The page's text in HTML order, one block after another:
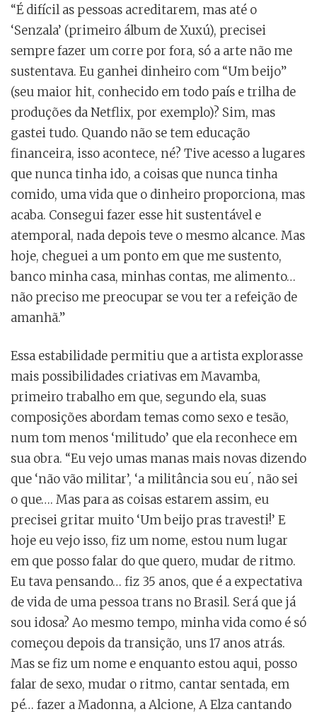
“É difícil as pessoas acreditarem, mas até o
‘Senzala’ (primeiro álbum de Xuxú), precisei
sempre fazer um corre por fora, só a arte não me
sustentava. Eu ganhei dinheiro com “Um beijo”
(seu maior hit, conhecido em todo país e trilha de
produções da Netflix, por exemplo)? Sim, mas
gastei tudo. Quando não se tem educação
financeira, isso acontece, né? Tive acesso a lugares
que nunca tinha ido, a coisas que nunca tinha
comido, uma vida que o dinheiro proporciona, mas
acaba. Consegui fazer esse hit sustentável e
atemporal, nada depois teve o mesmo alcance. Mas
hoje, cheguei a um ponto em que me sustento,
banco minha casa, minhas contas, me alimento…
não preciso me preocupar se vou ter a refeição de
amanhã.”
Essa estabilidade permitiu que a artista explorasse
mais possibilidades criativas em Mavamba,
primeiro trabalho em que, segundo ela, suas
composições abordam temas como sexo e tesão,
num tom menos ‘militudo’ que ela reconhece em
sua obra. “Eu vejo umas manas mais novas dizendo
que ‘não vão militar’, ‘a militância sou eu ́, não sei
o que…. Mas para as coisas estarem assim, eu
precisei gritar muito ‘Um beijo pras travesti!’ E
hoje eu vejo isso, fiz um nome, estou num lugar
em que posso falar do que quero, mudar de ritmo.
Eu tava pensando… fiz 35 anos, que é a expectativa
de vida de uma pessoa trans no Brasil. Será que já
sou idosa? Ao mesmo tempo, minha vida como é só
começou depois da transição, uns 17 anos atrás.
Mas se fiz um nome e enquanto estou aqui, posso
falar de sexo, mudar o ritmo, cantar sentada, em
pé… fazer a Madonna, a Alcione, A Elza cantando